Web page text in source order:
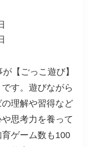
【ごっこ遊び】
す。遊びながら
理解や習得など
思考力を養って
ゲーム数も100